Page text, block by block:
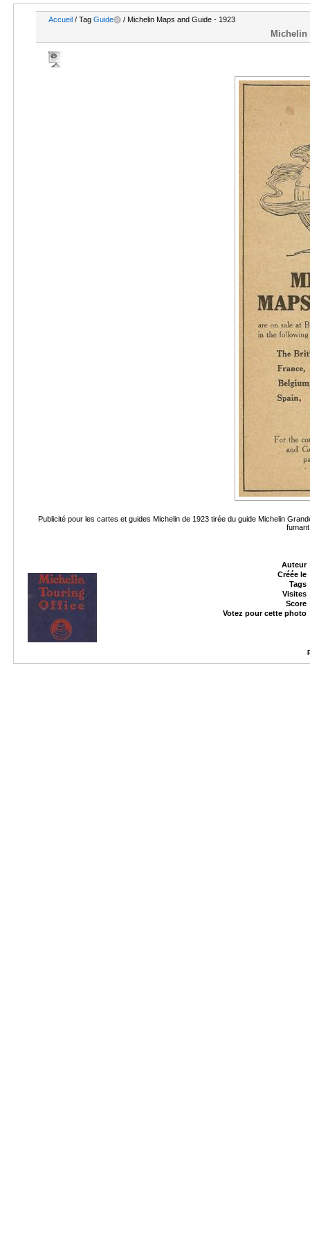
Accueil / Tag Guide / Michelin Maps and Guide - 1923
Michelin
Publicité pour les cartes et guides Michelin de 1923 tirée du guide Michelin
Auteur
Créée le
Tags
Visites
Score
Votez pour cette photo